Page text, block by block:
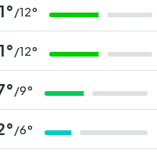
/12°
/12°
/9°
/6°